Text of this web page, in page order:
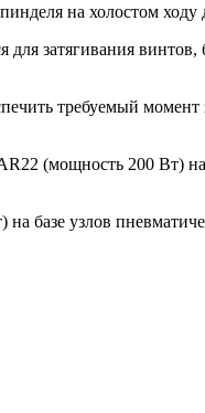
на холостом ходу
затягивания винтов,
требуемый момент
(мощность 200 Вт) на
базе узлов